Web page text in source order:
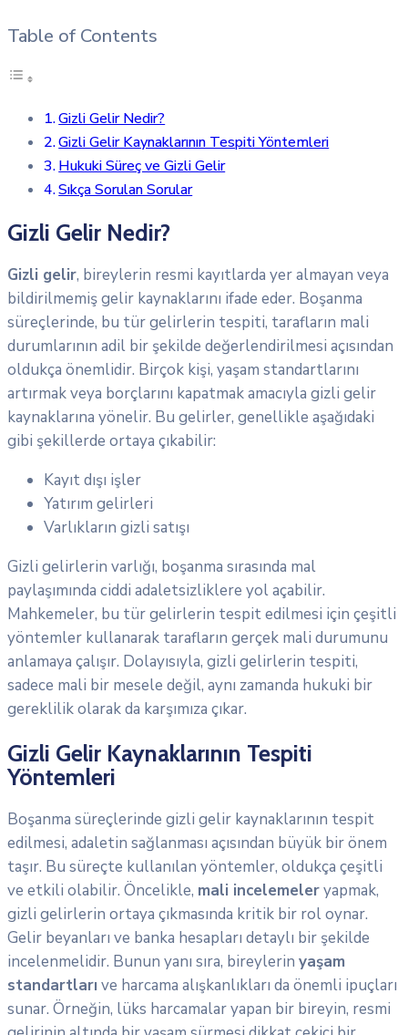
Table of Contents
Gizli Gelir Nedir?
Gizli Gelir Kaynaklarının Tespiti Yöntemleri
Hukuki Süreç ve Gizli Gelir
Sıkça Sorulan Sorular
Gizli Gelir Nedir?
Gizli gelir, bireylerin resmi kayıtlarda yer almayan veya
bildirilmemiş gelir kaynaklarını ifade eder. Boşanma
süreçlerinde, bu tür gelirlerin tespiti, tarafların mali
durumlarının adil bir şekilde değerlendirilmesi açısından
oldukça önemlidir. Birçok kişi, yaşam standartlarını
artırmak veya borçlarını kapatmak amacıyla gizli gelir
kaynaklarına yönelir. Bu gelirler, genellikle aşağıdaki
gibi şekillerde ortaya çıkabilir:
Kayıt dışı işler
Yatırım gelirleri
Varlıkların gizli satışı
Gizli gelirlerin varlığı, boşanma sırasında mal
paylaşımında ciddi adaletsizliklere yol açabilir.
Mahkemeler, bu tür gelirlerin tespit edilmesi için çeşitli
yöntemler kullanarak tarafların gerçek mali durumunu
anlamaya çalışır. Dolayısıyla, gizli gelirlerin tespiti,
sadece mali bir mesele değil, aynı zamanda hukuki bir
gereklilik olarak da karşımıza çıkar.
Gizli Gelir Kaynaklarının Tespiti
Yöntemleri
Boşanma süreçlerinde gizli gelir kaynaklarının tespit
edilmesi, adaletin sağlanması açısından büyük bir önem
taşır. Bu süreçte kullanılan yöntemler, oldukça çeşitli
ve etkili olabilir. Öncelikle, mali incelemeleryapmak,
gizli gelirlerin ortaya çıkmasında kritik bir rol oynar.
Gelir beyanları ve banka hesapları detaylı bir şekilde
incelenmelidir. Bunun yanı sıra, bireylerin yaşam
standartları ve harcama alışkanlıkları da önemli ipuçları
sunar. Örneğin, lüks harcamalar yapan bir bireyin, resmi